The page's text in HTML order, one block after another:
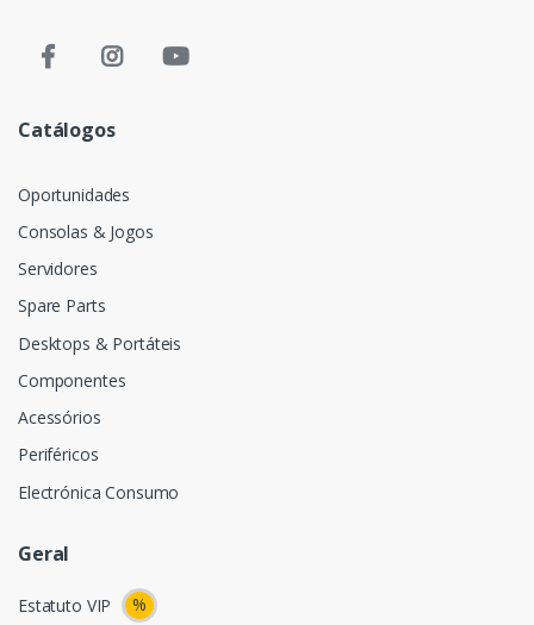
Catálogos
Oportunidades
Consolas & Jogos
Servidores
Spare Parts
Desktops & Portáteis
Componentes
Acessórios
Periféricos
Electrónica Consumo
Geral
Estatuto VIP
%